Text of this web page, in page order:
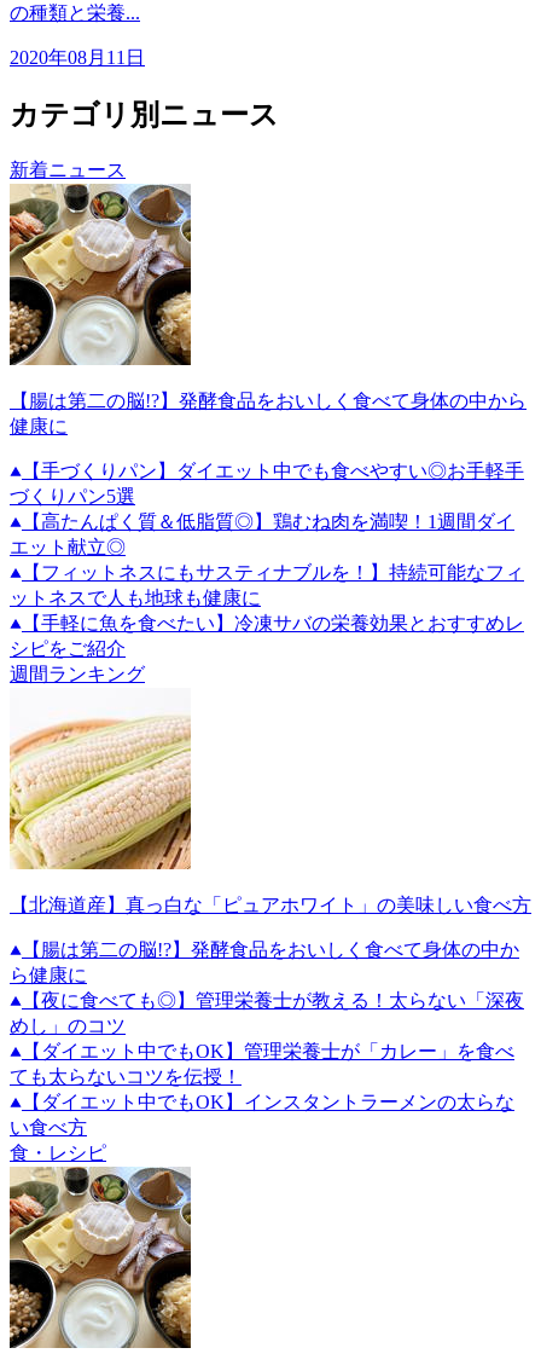
の種類と栄養...
2020年08月11日
カテゴリ別ニュース
新着ニュース
【腸は第二の脳!?】発酵食品をおいしく食べて身体の中から
健康に
【手づくりパン】ダイエット中でも食べやすい◎お手軽手
づくりパン5選
【高たんぱく質＆低脂質◎】鶏むね肉を満喫！1週間ダイ
エット献立◎
【フィットネスにもサスティナブルを！】持続可能なフィ
ットネスで人も地球も健康に
【手軽に魚を食べたい】冷凍サバの栄養効果とおすすめレ
シピをご紹介
週間ランキング
【北海道産】真っ白な「ピュアホワイト」の美味しい食べ方
【腸は第二の脳!?】発酵食品をおいしく食べて身体の中か
ら健康に
【夜に食べても◎】管理栄養士が教える！太らない「深夜
めし」のコツ
【ダイエット中でもOK】管理栄養士が「カレー」を食べ
ても太らないコツを伝授！
【ダイエット中でもOK】インスタントラーメンの太らな
い食べ方
食・レシピ